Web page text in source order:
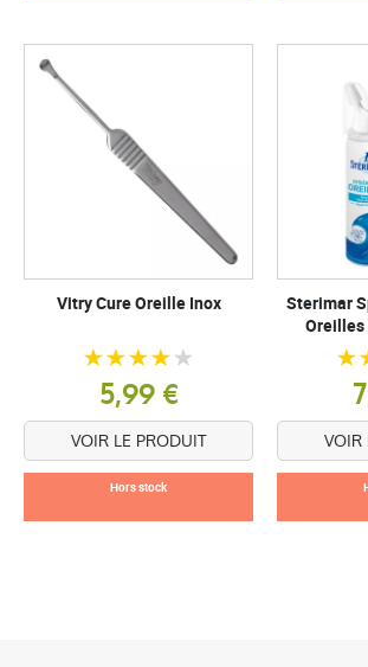
Vitry Cure Oreille Inox
5,99 €
VOIR LE PRODUIT
Hors stock
Sterimar
Oreilles
VOIR